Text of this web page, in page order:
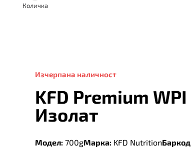
Количка
Изчерпана наличност
KFD Premium
Изолат
Модел: 700gМарка: KFD Nutrition